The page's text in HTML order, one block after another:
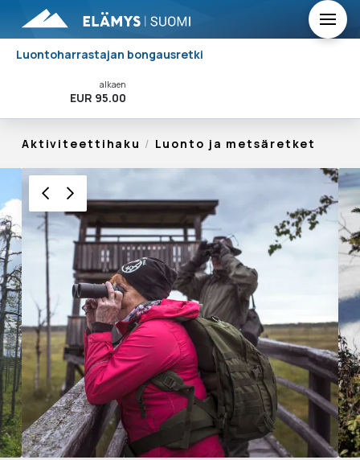
Luontoharrastajan bongausretki
alkaen
EUR 95.00
Aktiviteettihaku / Luonto ja metsäretket